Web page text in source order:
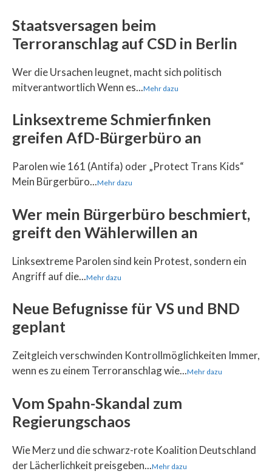
Staatsversagen beim
Terroranschlag auf CSD in Berlin
Wer die Ursachen leugnet, macht sich politisch
mitverantwortlich Wenn es...Mehr dazu
Linksextreme Schmierfinken
greifen AfD-Bürgerbüro an
Parolen wie 161 (Antifa) oder „Protect Trans Kids“
Mein Bürgerbüro...Mehr dazu
Wer mein Bürgerbüro beschmiert,
greift den Wählerwillen an
Linksextreme Parolen sind kein Protest, sondern ein
Angriff auf die...Mehr dazu
Neue Befugnisse für VS und BND
geplant
Zeitgleich verschwinden Kontrollmöglichkeiten Immer,
wenn es zu einem Terroranschlag wie...Mehr dazu
Vom Spahn-Skandal zum
Regierungschaos
Wie Merz und die schwarz-rote Koalition Deutschland
der Lächerlichkeit preisgeben...Mehr dazu